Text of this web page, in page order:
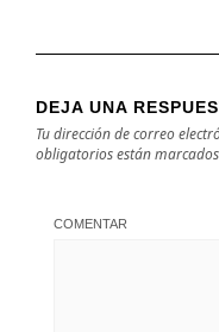
DEJA UNA
Tu dirección de correo
obligatorios están
COMENTAR